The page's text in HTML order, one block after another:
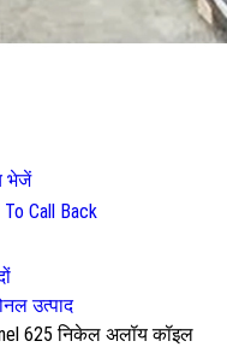
भेजें
Call Back
उत्पाद
625 निकेल अलॉय कॉइल